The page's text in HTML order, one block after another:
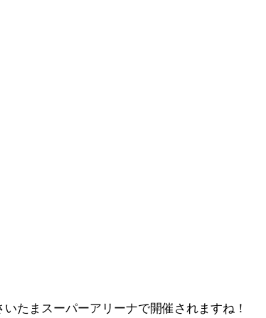
たまスーパーアリーナで開催されますね！